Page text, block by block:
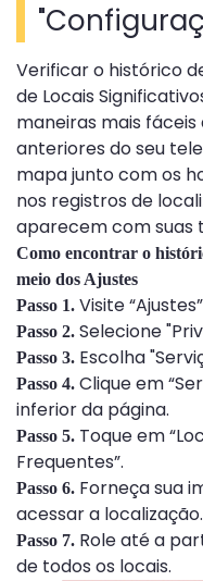
Verificar o histórico
de Locais
maneiras mais
anteriores do seu
mapa junto com os
nos registros de
aparecem com suas
Como encontrar o
meio dos Ajustes
Passo 1. Visite
Passo 2. Selecione
Passo 3. Escolha
Passo 4. Clique em
inferior da página.
Passo 5. Toque em
Frequentes”.
Passo 6. Forneça sua
acessar a localização.
Passo 7. Role até a
de todos os locais.